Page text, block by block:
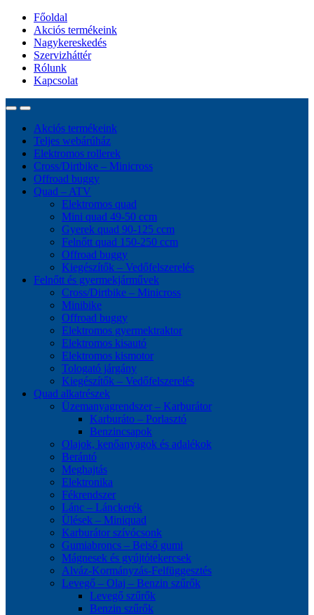
Főoldal
Akciós termékeink
Nagykereskedés
Szervizháttér
Rólunk
Kapcsolat
Akciós termékeink
Teljes webárúház
Elektromos rollerek
Cross/Dirtbike – Minicross
Offroad buggy
Quad – ATV
Elektromos quad
Mini quad 49-50 ccm
Gyerek quad 90-125 ccm
Felnőtt quad 150-250 ccm
Offroad buggy
Kiegészítők – Vedőfelszerelés
Felnőtt és gyermekjárművek
Cross/Dirtbike – Minicross
Minibike
Offroad buggy
Elektromos gyermektraktor
Elektromos kisautó
Elektromos kismotor
Tologató járgány
Kiegészítők – Vedőfelszerelés
Quad alkatrészek
Üzemanyagrendszer – Karburátor
Karburáto – Porlasztó
Benzincsapok
Olajok, kenőanyagok és adalékok
Berántó
Meghajtás
Elektronika
Fékrendszer
Lánc – Lánckerék
Ülések – Miniquad
Karburátor szívócsonk
Gumiabroncs – Belső gumi
Mágnesek és gyújtótekercsek
Alváz-Kormányzás-Felfüggesztés
Levegő – Olaj – Benzin szűrők
Levegő szűrők
Benzin szűrők